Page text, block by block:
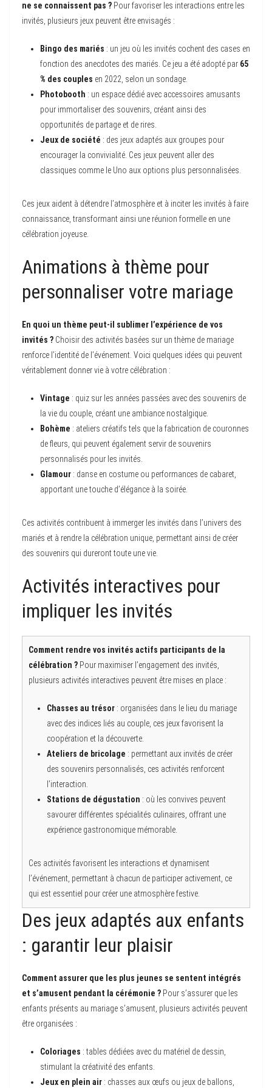
ne se connaissent pas ? Pour favoriser les interactions entre les
invités, plusieurs jeux peuvent être envisagés :
Bingo des mariés : un jeu où les invités cochent des cases en
fonction des anecdotes des mariés. Ce jeu a été adopté par 65
% des couples en 2022, selon un sondage.
Photobooth : un espace dédié avec accessoires amusants
pour immortaliser des souvenirs, créant ainsi des
opportunités de partage et de rires.
Jeux de société : des jeux adaptés aux groupes pour
encourager la convivialité. Ces jeux peuvent aller des
classiques comme le Uno aux options plus personnalisées.
Ces jeux aident à détendre l’atmosphère et à inciter les invités à faire
connaissance, transformant ainsi une réunion formelle en une
célébration joyeuse.
Animations à thème pour
personnaliser votre mariage
En quoi un thème peut-il sublimer l’expérience de vos
invités ? Choisir des activités basées sur un thème de mariage
renforce l’identité de l’événement. Voici quelques idées qui peuvent
véritablement donner vie à votre célébration :
Vintage : quiz sur les années passées avec des souvenirs de
la vie du couple, créant une ambiance nostalgique.
Bohème : ateliers créatifs tels que la fabrication de couronnes
de fleurs, qui peuvent également servir de souvenirs
personnalisés pour les invités.
Glamour : danse en costume ou performances de cabaret,
apportant une touche d’élégance à la soirée.
Ces activités contribuent à immerger les invités dans l’univers des
mariés et à rendre la célébration unique, permettant ainsi de créer
des souvenirs qui dureront toute une vie.
Activités interactives pour
impliquer les invités
Comment rendre vos invités actifs participants de la
célébration ? Pour maximiser l’engagement des invités,
plusieurs activités interactives peuvent être mises en place :
Chasses au trésor : organisées dans le lieu du mariage
avec des indices liés au couple, ces jeux favorisent la
coopération et la découverte.
Ateliers de bricolage : permettant aux invités de créer
des souvenirs personnalisés, ces activités renforcent
l’interaction.
Stations de dégustation : où les convives peuvent
savourer différentes spécialités culinaires, offrant une
expérience gastronomique mémorable.
Ces activités favorisent les interactions et dynamisent
l’événement, permettant à chacun de participer activement, ce
qui est essentiel pour créer une atmosphère festive.
Des jeux adaptés aux enfants
: garantir leur plaisir
Comment assurer que les plus jeunes se sentent intégrés
et s’amusent pendant la cérémonie ? Pour s’assurer que les
enfants présents au mariage s’amusent, plusieurs activités peuvent
être organisées :
Coloriages : tables dédiées avec du matériel de dessin,
stimulant la créativité des enfants.
Jeux en plein air : chasses aux œufs ou jeux de ballons,